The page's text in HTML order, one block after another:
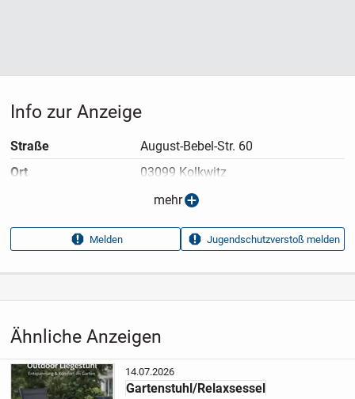
Ähnliche Anzeigen
14.07.2026
Gartenstuhl/Relaxsessel
Info zur Anzeige
Straße
August-Bebel-Str. 60
Ort
03099 Kolkwitz
Privatangebot
Anzeigen­datum
20.07.2026
Anzeigen­kennung
f49b2742
Aufrufe dieser
397
Gartenmöbel & Balkonmöbel
Sitzauflagen
mehr
Melden Jugendschutzverstoß melden